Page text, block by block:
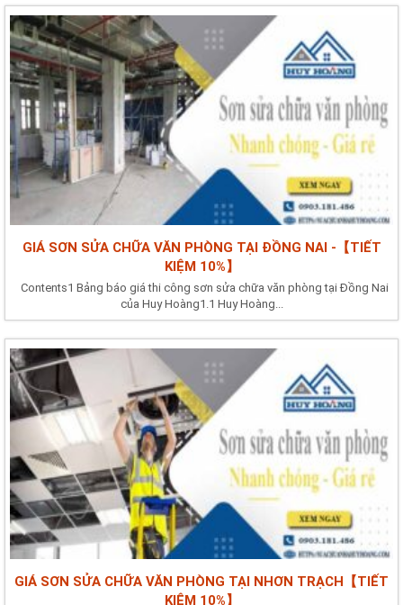
GIÁ SƠN SỬA CHỮA VĂN PHÒNG TẠI ĐỒNG NAI -【TIẾT
KIỆM 10%】
Contents1 Bảng báo giá thi công sơn sửa chữa văn phòng tại Đồng Nai
của Huy Hoàng1.1 Huy Hoàng...
GIÁ SƠN SỬA CHỮA VĂN PHÒNG TẠI NHƠN TRẠCH【TIẾT
KIỆM 10%】